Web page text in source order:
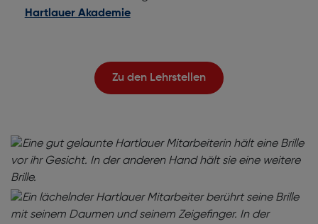
Hartlauer Akademie
Zu den Lehrstellen